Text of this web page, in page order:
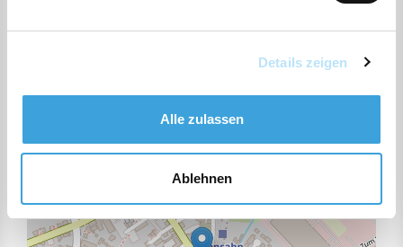
Details zeigen
Alle zulassen
Ablehnen